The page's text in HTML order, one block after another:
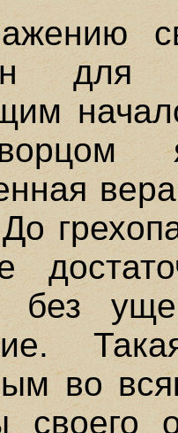
без
во
своего